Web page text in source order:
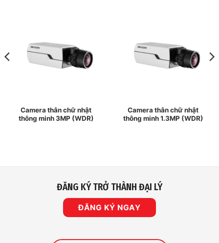
Camera thân chữ nhật
thông minh 3MP (WDR)
Camera thân chữ nhật
thông minh 1.3MP (WDR)
ĐĂNG KÝ TRỞ THÀNH ĐẠI LÝ
ĐĂNG KÝ NGAY